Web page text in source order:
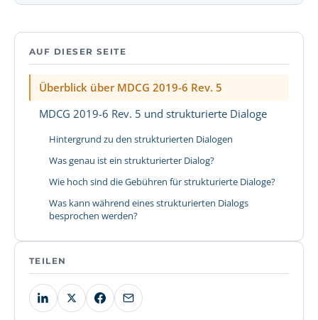
AUF DIESER SEITE
Überblick über MDCG 2019-6 Rev. 5
MDCG 2019-6 Rev. 5 und strukturierte Dialoge
Hintergrund zu den strukturierten Dialogen
Was genau ist ein strukturierter Dialog?
Wie hoch sind die Gebühren für strukturierte Dialoge?
Was kann während eines strukturierten Dialogs
besprochen werden?
TEILEN